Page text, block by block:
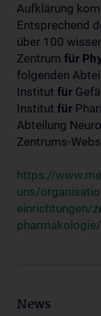
Aufklärung
Entsprechend
über 100
Zentrum für
folgenden
Institut für
Institut für
Abteilung
Zentrums-
https://
uns/
einrichtungen/
pharmakologie/
News